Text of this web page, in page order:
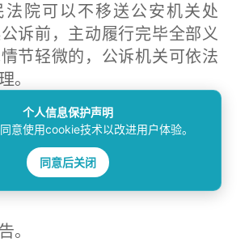
法院可以不移送公安机关处
诉前，主动履行完毕全部义
节轻微的，公诉机关可依法
。
请执行人和广大群众积极
执行人的违法犯罪线索，共同
法的社会法治环境，司法机关
工作，保护举报人的个人信
个人信息保护声明
意使用cookie技术以改进用户体验。
同意后关闭